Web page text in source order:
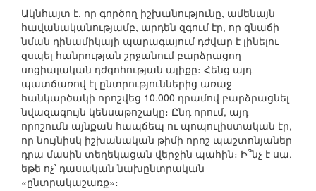
Ակնհայտ է, որ գործող իշխանությունը, ամենայն
հավանականությամբ, արդեն զգում էր, որ գնաճի
նման դինամիկայի պարագայում դժվար է լինելու
զսպել հանրության շրջանում բարձրացող
սոցիալական դժգոհության ալիքը։ Հենց այդ
պատճառով էլ ընտրություններից առաջ
հանկարծակի որոշվեց 10.000 դրամով բարձրացնել
նվազագույն կենսաթոշակը։ Ընդ որում, այդ
որոշումն այնքան հապճեպ ու պոպուլիստական էր,
որ նույնիսկ իշխանական թիմի որոշ պաշտոնյաներ
դրա մասին տեղեկացան վերջին պահին։ Ի՞նչ է սա,
եթե ոչ՝ դասական նախընտրական
«ընտրակաշառք»։